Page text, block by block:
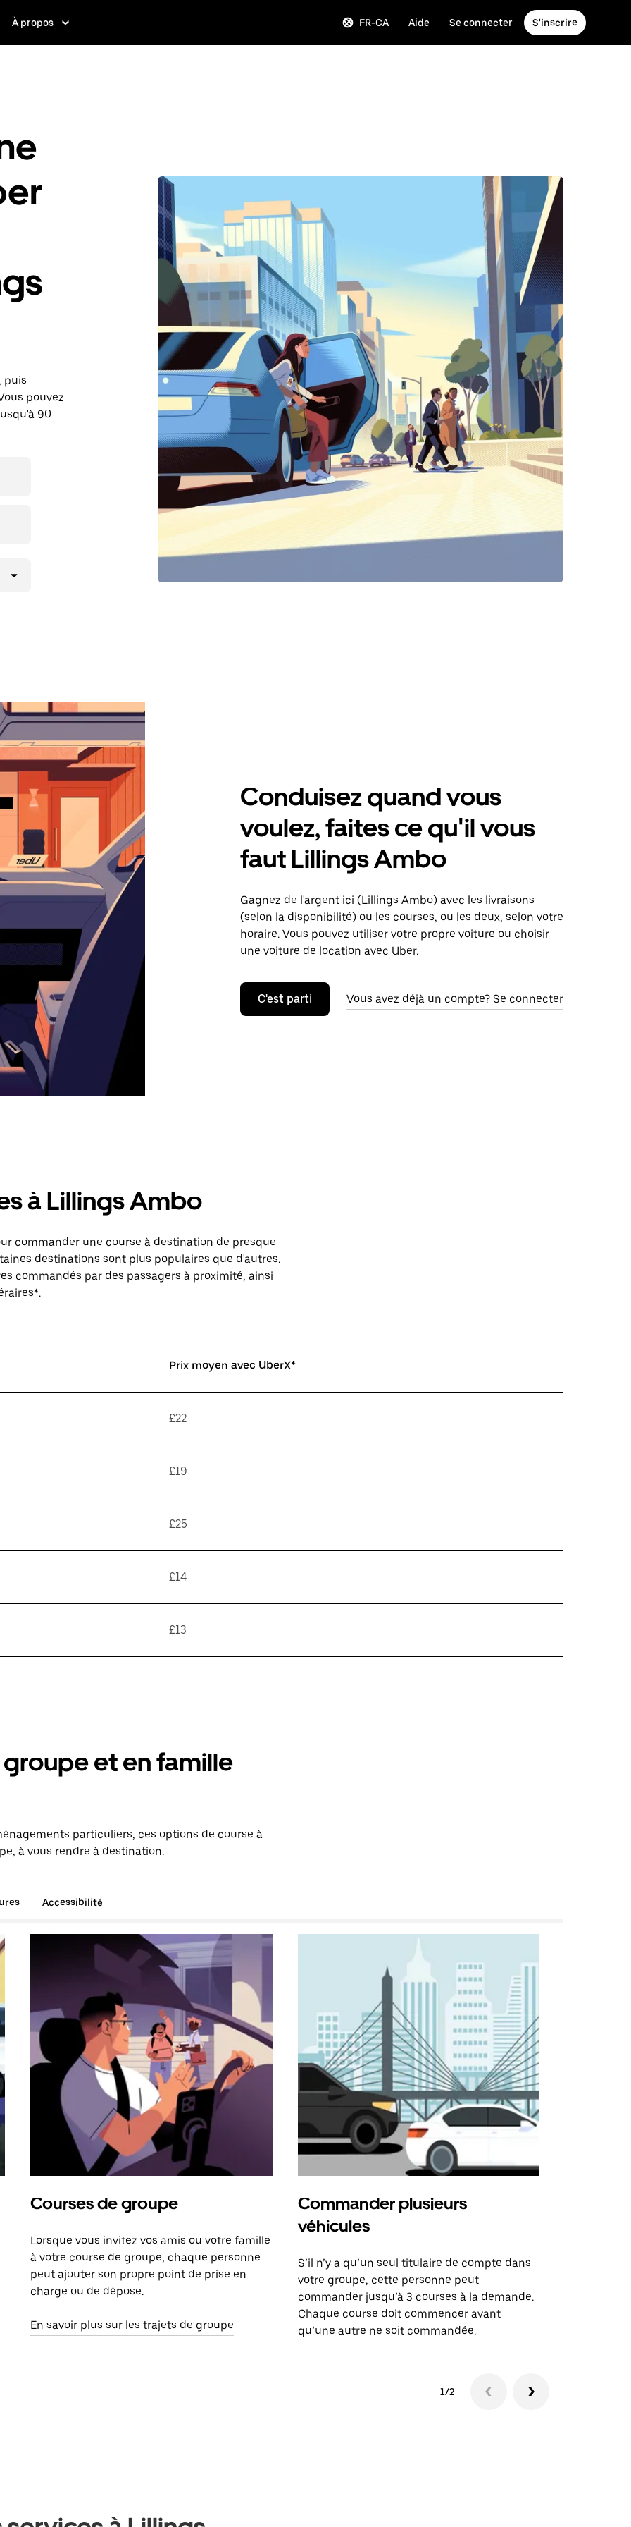
À propos FR-CA Aide Se connecter S'inscrire
puis
pouvez
90
Conduisez quand vous
voulez, faites ce qu'il vous
faut Lillings Ambo
Gagnez de l'argent ici (Lillings Ambo) avec les livraisons
(selon la disponibilité) ou les courses, ou les deux, selon votre
horaire. Vous pouvez utiliser votre propre voiture ou choisir
une voiture de location avec Uber.
C'est parti Vous avez déjà un compte? Se connecter
à Lillings Ambo
commander une course à destination de presque
destinations sont plus populaires que d'autres.
commandés par des passagers à proximité, ainsi
Prix moyen avec UberX*
£22
£19
£25
£14
£13
et en famille
particuliers, ces options de course à
à vous rendre à destination.
Accessibilité
Courses de groupe
Lorsque vous invitez vos amis ou votre famille
à votre course de groupe, chaque personne
peut ajouter son propre point de prise en
charge ou de dépose.
En savoir plus sur les trajets de groupe
Commander plusieurs
véhicules
S’il n’y a qu’un seul titulaire de compte dans
votre groupe, cette personne peut
commander jusqu’à 3 courses à la demande.
Chaque course doit commencer avant
qu’une autre ne soit commandée.
1/2